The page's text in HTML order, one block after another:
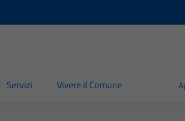
Servizi Vivere il Comune